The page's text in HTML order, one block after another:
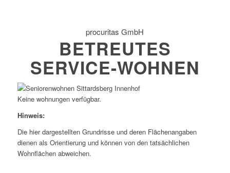
procuritas GmbH
BETREUTES
SERVICE-WOHNEN
Keine wohnungen verfügbar.
Hinweis:
Die hier dargestellten Grundrisse und deren Flächenangaben
dienen als Orientierung und können von den tatsächlichen
Wohnflächen abweichen.